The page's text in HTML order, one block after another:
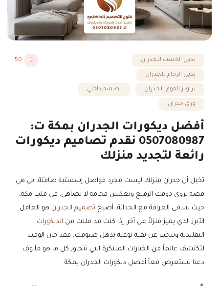
بديل الخشب للجدران
بديل الرخام للجدران
براويز الفوم للجدران تصميم داخلي
ورق جدران
50
أفضل ديكورات الجدران بمكة ت:
0507080987 نقدم تصاميم ديكورات
رائعة لتجديد منزلك
تخيل أن جدران منزلك ليست مجرد فواصل إسمنتية صامتة، بل هي
قصة تروي ذوقك الرفيع وتعكس فخامة لا تضاهى. في قلب مكة،
حيث تتلاقى العراقة مع الحداثة، أصبح تصميم الجدران هو العامل
الأبرز الذي يميز منزلاً عن آخر. إذا كنت قد مللت من الديكورات
التقليدية وتبحث عن نقلة نوعية تذهل ضيوفك، فقد حان الوقت
لتكتشف عالماً من الخيارات المبتكرة التي تتجاوز كل ما هو مألوف.
دعنا نستعرض معاً أفضل ديكورات الجدران بمكة.